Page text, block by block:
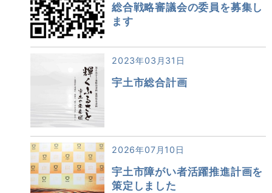
総合戦略審議会の委員を募集し
ます
2023年03月31日
宇土市総合計画
2026年07月10日
宇土市障がい者活躍推進計画を
策定しました